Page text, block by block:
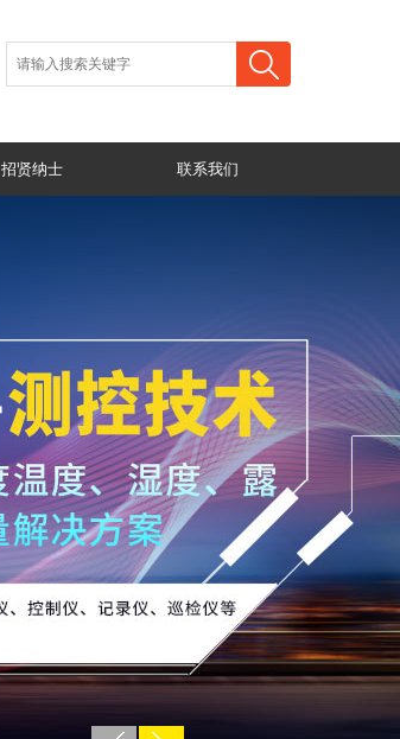
招贤纳士 联系我们